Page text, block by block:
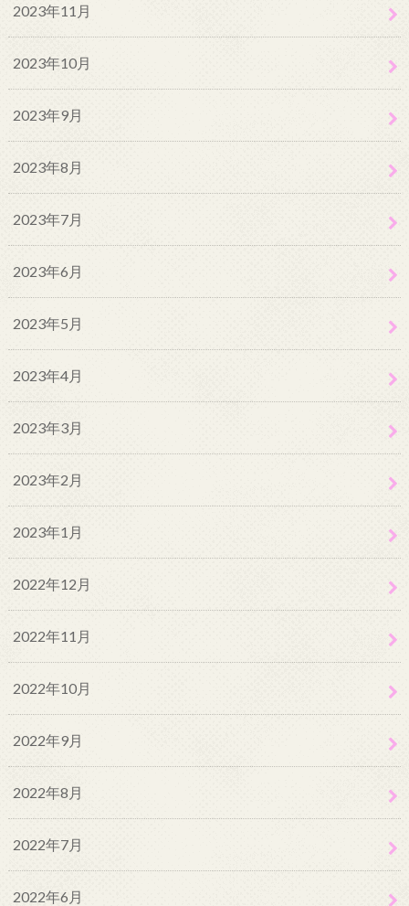
2023年11月
2023年10月
2023年9月
2023年8月
2023年7月
2023年6月
2023年5月
2023年4月
2023年3月
2023年2月
2023年1月
2022年12月
2022年11月
2022年10月
2022年9月
2022年8月
2022年7月
2022年6月